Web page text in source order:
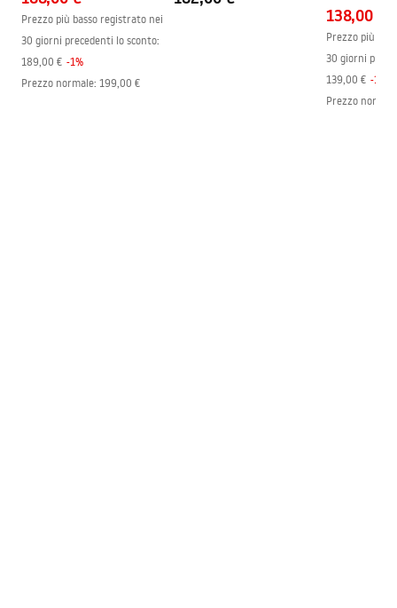
Prezzo più basso registrato nei
30 giorni precedenti lo sconto:
189,00 € -1%
Prezzo normale: 199,00 €
138,00 €
Prezzo più
30 giorni
139,00 € -1
Prezzo